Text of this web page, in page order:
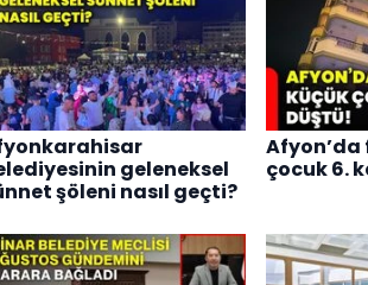
geleneksel
şöleni nasıl geçti?
Afyon’da
çocuk 6.